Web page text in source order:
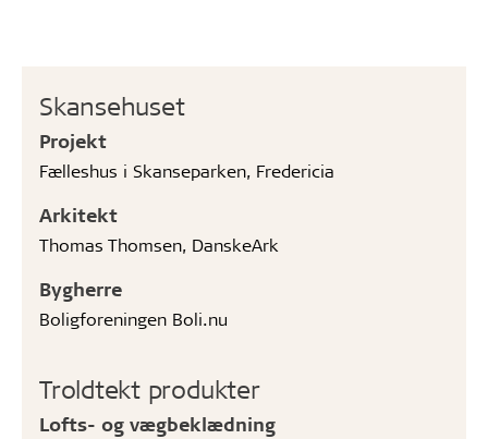
Skansehuset
Projekt
Fælleshus i Skanseparken, Fredericia
Arkitekt
Thomas Thomsen, DanskeArk
Bygherre
Boligforeningen Boli.nu
Troldtekt produkter
Lofts- og vægbeklædning